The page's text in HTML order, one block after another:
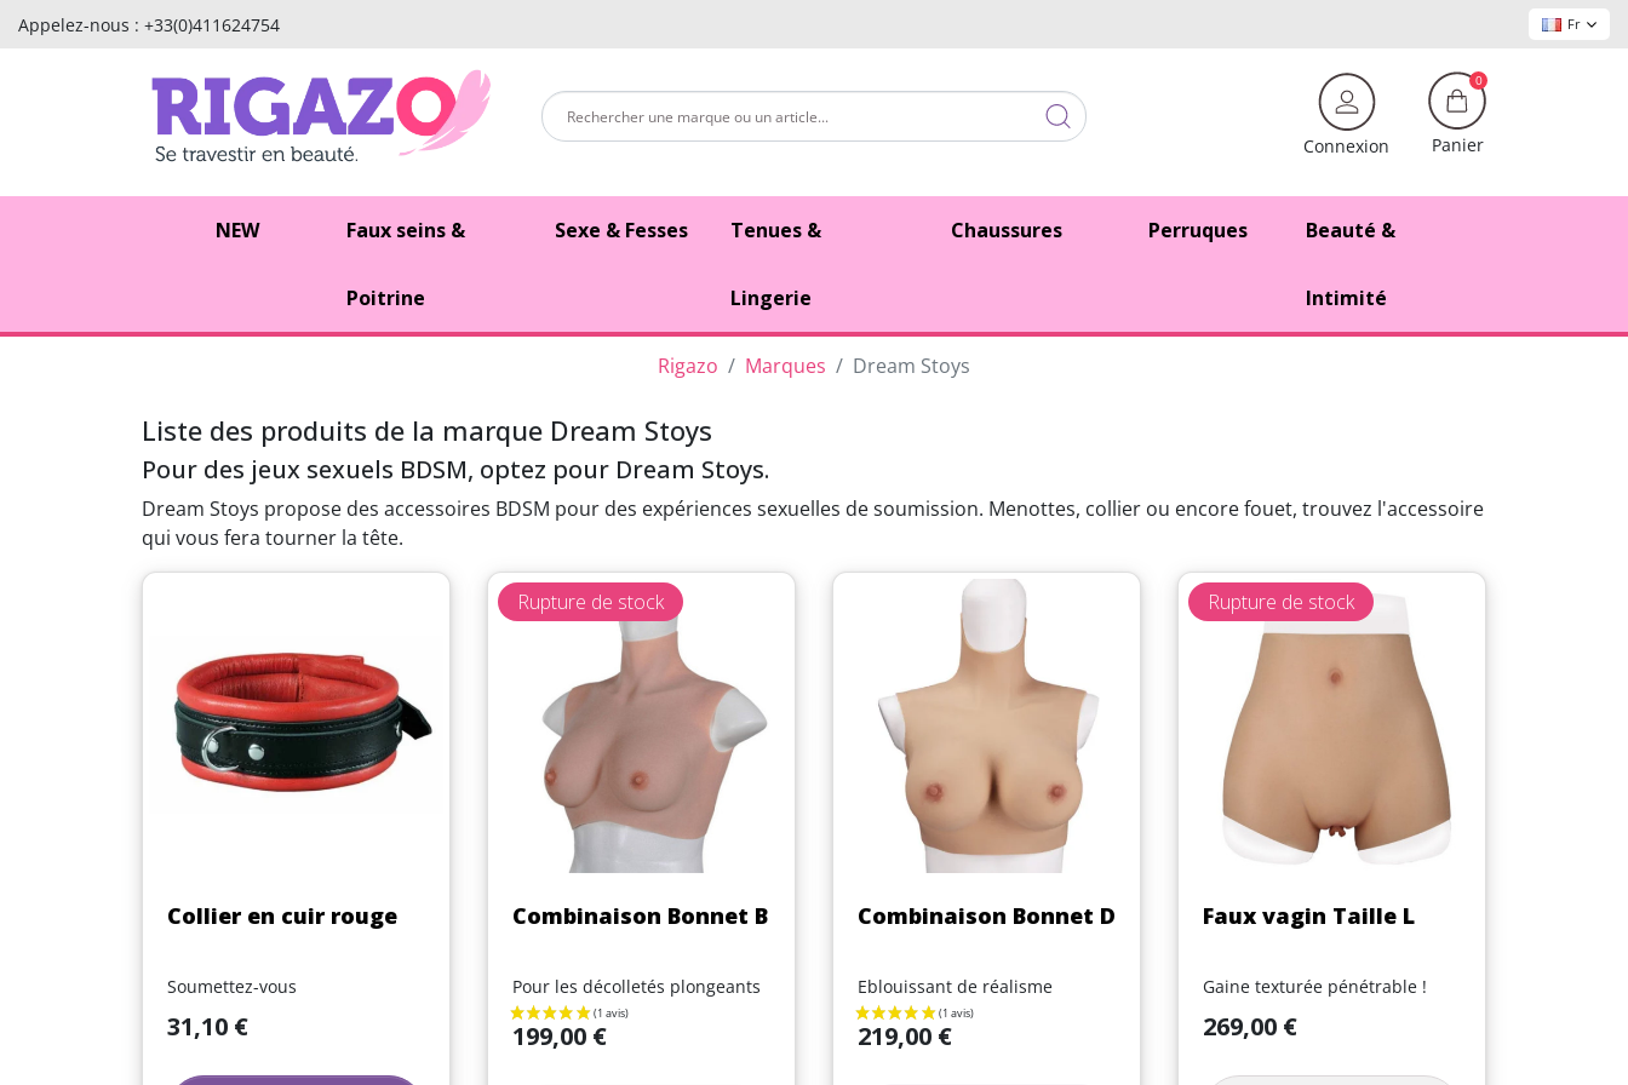
Appelez-nous : +33(0)411624754 Fr
Connexion
0
Panier
NEW Faux seins &
Poitrine
Sexe & Fesses Tenues &
Lingerie
Chaussures Perruques Beauté &
Intimité
Rigazo Marques Dream Stoys
Liste des produits de la marque Dream Stoys
Pour des jeux sexuels BDSM, optez pour Dream Stoys.
Dream Stoys propose des accessoires BDSM pour des expériences sexuelles de soumission. Menottes, collier ou encore fouet, trouvez l'accessoire
qui vous fera tourner la tête.
Aperçu rapide
Collier en cuir rouge
Soumettez-vous
Prix
31,10 €
Aperçu rapide
Combinaison Bonnet B
Pour les décolletés plongeants
Prix
199,00 €
Rupture de stock
Aperçu rapide
Combinaison Bonnet D
Eblouissant de réalisme
Prix
219,00 €
Aperçu rapide
Faux vagin Taille L
Gaine texturée pénétrable !
Prix
269,00 €
Rupture de stock